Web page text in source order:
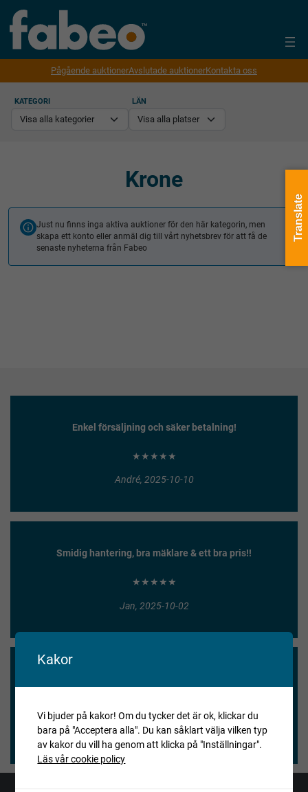
Pågående auktionerAvslutade auktionerKontakta oss
KATEGORI LÄN
Krone
Just nu finns inga aktiva auktioner för den här kategorin, men
skapa ett konto eller anmäl dig till vårt nyhetsbrev för att få de
senaste nyheterna från Fabeo
Enkel försäljning och säker betalning!
★★★★★
André, 2025-10-10
Smidig hantering, bra mäklare & ett bra pris!!
★★★★★
Jan, 2025-10-02
Henry Vitlycke Museum, 2025-04-15
Kakor
Vi bjuder på kakor! Om du tycker det är ok, klickar du
bara på "Acceptera alla". Du kan såklart välja vilken typ
av kakor du vill ha genom att klicka på "Inställningar".
Läs vår cookie policy
Translate